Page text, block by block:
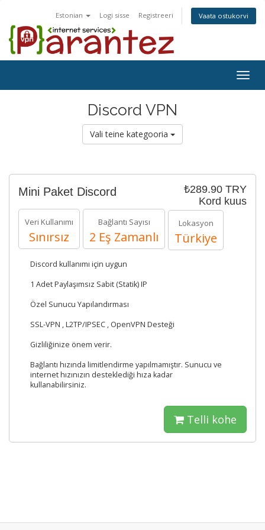
Estonian Logi sisse Registreeri Vaata ostukorvi
Discord VPN
Vali teine kategooria
₺289.90 TRY
Kord kuus
Mini Paket Discord
Veri Kullanımı
Sınırsız
Bağlantı Sayısı
2 Eş Zamanlı
Lokasyon
Türkiye
Discord kullanımı için uygun
1 Adet Paylaşımsız Sabit (Statik) IP
Özel Sunucu Yapılandırması
SSL-VPN , L2TP/IPSEC , OpenVPN Desteği
Gizliliğinize önem verir.
Bağlantı hızında limitlendirme yapılmamıştır. Sunucu ve
internet hızınızın desteklediği hıza kadar
kullanabilirsiniz.
Telli kohe